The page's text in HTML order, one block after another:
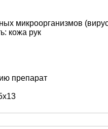
микроорганизмов
кожа рук
препарат